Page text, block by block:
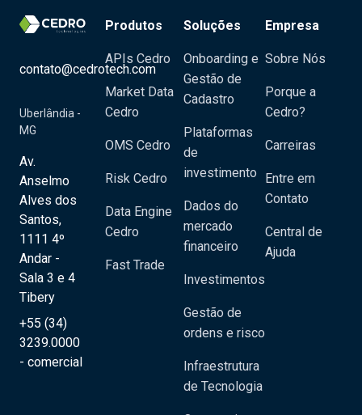
contato@cedrotech.com
Uberlândia -
MG
Av.
Anselmo
Alves dos
Santos,
1111 4º
Andar -
Sala 3 e 4
Tibery
+55 (34)
3239.0000
- comercial
Produtos
APIs Cedro
Market Data
Cedro
OMS Cedro
Risk Cedro
Data Engine
Cedro
Fast Trade
Soluções
Onboarding e
Gestão de
Cadastro
Plataformas
de
investimento
Dados do
mercado
financeiro
Investimentos
Gestão de
ordens e risco
Infraestrutura
de Tecnologia
Empresa
Sobre Nós
Porque a
Cedro?
Carreiras
Entre em
Contato
Central de
Ajuda